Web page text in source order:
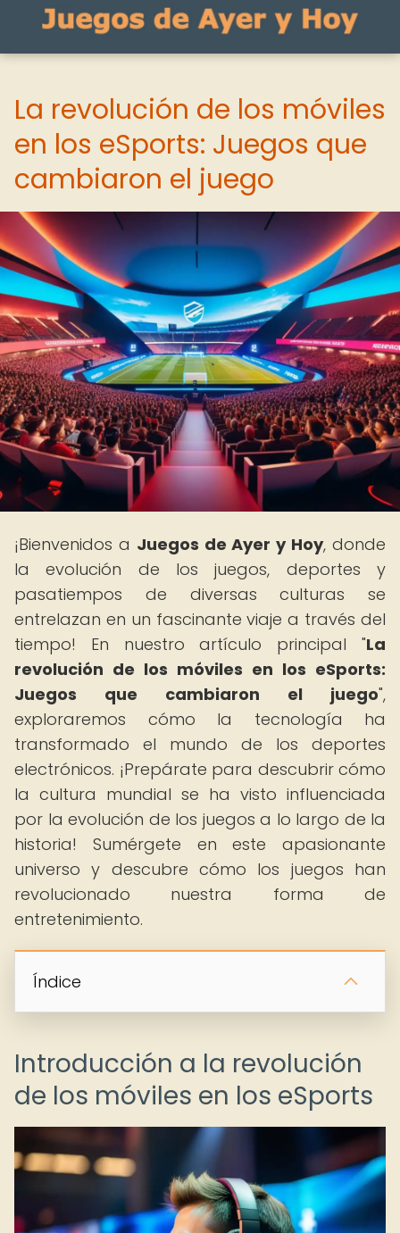
La revolución de los móviles
en los eSports: Juegos que
cambiaron el juego
¡Bienvenidos a Juegos de Ayer y Hoy, donde
la evolución de los juegos, deportes y
pasatiempos de diversas culturas se
entrelazan en un fascinante viaje a través del
tiempo! En nuestro artículo principal "La
revolución de los móviles en los eSports:
Juegos que cambiaron el juego",
exploraremos cómo la tecnología ha
transformado el mundo de los deportes
electrónicos. ¡Prepárate para descubrir cómo
la cultura mundial se ha visto influenciada
por la evolución de los juegos a lo largo de la
historia! Sumérgete en este apasionante
universo y descubre cómo los juegos han
revolucionado nuestra forma de
entretenimiento.
Índice
Introducción a la revolución
de los móviles en los eSports